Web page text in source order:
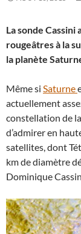
La sonde
rougeâtres à la
la planète
Même si Saturne
actuellement
constellation de
d’admirer en
satellites, dont
km de diamètre
Dominique